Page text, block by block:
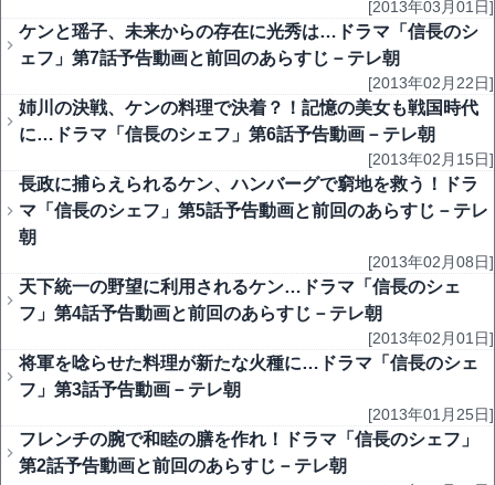
[2013年03月01日]
ケンと瑶子、未来からの存在に光秀は…ドラマ「信長のシ
ェフ」第7話予告動画と前回のあらすじ－テレ朝
[2013年02月22日]
姉川の決戦、ケンの料理で決着？！記憶の美女も戦国時代
に…ドラマ「信長のシェフ」第6話予告動画－テレ朝
[2013年02月15日]
長政に捕らえられるケン、ハンバーグで窮地を救う！ドラ
マ「信長のシェフ」第5話予告動画と前回のあらすじ－テレ
朝
[2013年02月08日]
天下統一の野望に利用されるケン…ドラマ「信長のシェ
フ」第4話予告動画と前回のあらすじ－テレ朝
[2013年02月01日]
将軍を唸らせた料理が新たな火種に…ドラマ「信長のシェ
フ」第3話予告動画－テレ朝
[2013年01月25日]
フレンチの腕で和睦の膳を作れ！ドラマ「信長のシェフ」
第2話予告動画と前回のあらすじ－テレ朝